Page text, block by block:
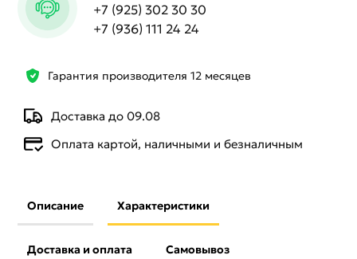
Гарантия производителя 12 месяцев
Доставка до 09.08
Оплата картой, наличными и безналичным
+7 (925) 302 30 30
+7 (936) 111 24 24
Описание Характеристики
Доставка и оплата Самовывоз